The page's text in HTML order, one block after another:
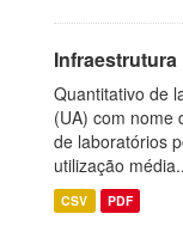
Quantitativo de
(UA) com nome
de laboratórios
utilização
CSV PDF